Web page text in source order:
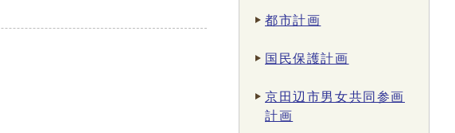
都市計画
国民保護計画
京田辺市男女共同参画
計画